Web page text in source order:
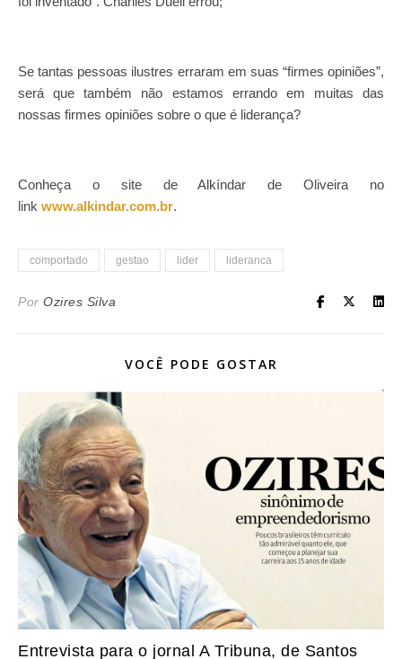
Se tantas pessoas ilustres erraram em suas “firmes opiniões”,
será que também não estamos errando em muitas das
nossas firmes opiniões sobre o que é liderança?
Conheça o site de Alkíndar de Oliveira no
link www.alkindar.com.br.
comportado gestao lider lideranca
Por Ozires Silva
VOCÊ PODE GOSTAR
Entrevista para o jornal A Tribuna, de Santos